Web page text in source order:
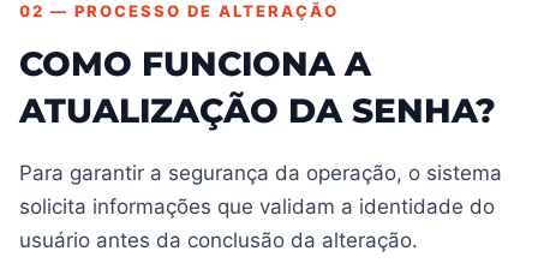
02 — PROCESSO DE ALTERAÇÃO
COMO FUNCIONA A
ATUALIZAÇÃO DA SENHA?
Para garantir a segurança da operação, o sistema
solicita informações que validam a identidade do
usuário antes da conclusão da alteração.